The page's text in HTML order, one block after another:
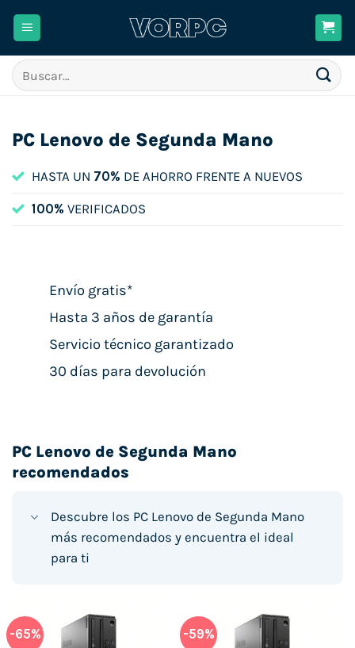
Buscar
por:
PC Lenovo de Segunda Mano
HASTA UN 70% DE AHORRO FRENTE A NUEVOS
100% VERIFICADOS
Envío gratis*
Hasta 3 años de garantía
Servicio técnico garantizado
30 días para devolución
PC Lenovo de Segunda Mano
recomendados
Descubre los PC Lenovo de Segunda Mano
más recomendados y encuentra el ideal
para ti
-65% -59%